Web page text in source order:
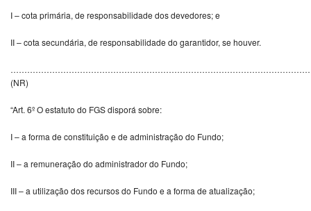
I – cota primária, de responsabilidade dos devedores; e
II – cota secundária, de responsabilidade do garantidor, se houver.
(NR)
“Art. 6º O estatuto do FGS disporá sobre:
I – a forma de constituição e de administração do Fundo;
II – a remuneração do administrador do Fundo;
III – a utilização dos recursos do Fundo e a forma de atualização;